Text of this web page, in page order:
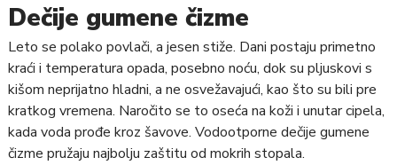
Dečije gumene čizme
Leto se polako povlači, a jesen stiže. Dani postaju primetno
kraći i temperatura opada, posebno noću, dok su pljuskovi s
kišom neprijatno hladni, a ne osvežavajući, kao što su bili pre
kratkog vremena. Naročito se to oseća na koži i unutar cipela,
kada voda prođe kroz šavove. Vodootporne dečije gumene
čizme pružaju najbolju zaštitu od mokrih stopala.